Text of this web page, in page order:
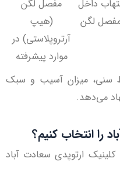
داخل
لگن
مفصل لگن
(هیپ
آرتروپلاستی) در
موارد پیشرفته
سنی، میزان آسیب و سبک
می‌دهد.
را انتخاب کنیم؟
ارتوپدی سعادت آباد